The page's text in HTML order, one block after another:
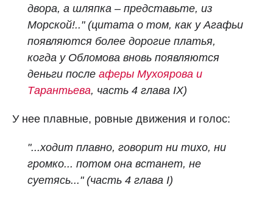
двора, а шляпка – представьте, из
Морской!.." (цитата о том, как у Агафьи
появляются более дорогие платья,
когда у Обломова вновь появляются
деньги после аферы Мухоярова и
Тарантьева, часть 4 глава IX)
У нее плавные, ровные движения и голос:
"...ходит плавно, говорит ни тихо, ни
громко... потом она встанет, не
суетясь..." (часть 4 глава I)